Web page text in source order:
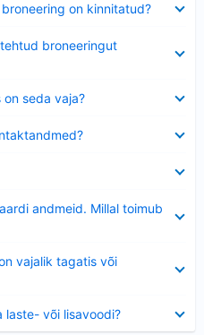
on kinnitatud?
broneeringut
on seda vaja?
andmeid. Millal toimub
vajalik tagatis või
laste- või lisavoodi?